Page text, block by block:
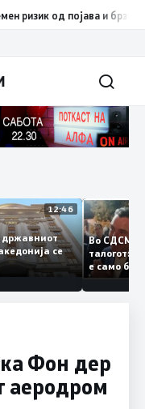
од појава и брзо
12:46
и државниот
Македонија се
Во
е само
копија
Заев
Фон дер
аеродром